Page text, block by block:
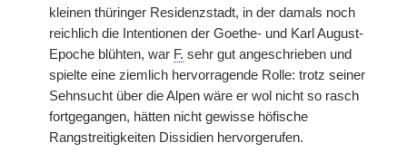
kleinen thüringer Residenzstadt, in der damals noch
reichlich die Intentionen der Goethe- und Karl August-
Epoche blühten, war F. sehr gut angeschrieben und
spielte eine ziemlich hervorragende Rolle: trotz seiner
Sehnsucht über die Alpen wäre er wol nicht so rasch
fortgegangen, hätten nicht gewisse höfische
Rangstreitigkeiten Dissidien hervorgerufen.